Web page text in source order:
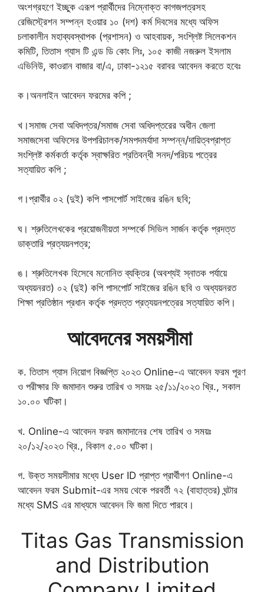
অংশগ্রহণে ইচ্ছুক এরূপ প্রার্থীদের নিম্নোক্ত কাগজপত্রসহ
রেজিস্ট্রেশন সম্পন্ন হওয়ার ১০ (দশ) কর্ম দিবসের মধ্যে অফিস
চলাকালীন মহাব্যবস্থাপক (প্রশাসন) ও আহবায়ক, সংশ্লিষ্ট সিলেকশন
কমিটি, তিতাস গ্যাস টি এন্ড ডি কোং লিঃ, ১০৫ কাজী নজরুল ইসলাম
এভিনিউ, কাওরান বাজার বা/এ, ঢাকা-১২১৫ বরাবর আবেদন করতে হবেঃ
ক।অনলাইন আবেদন ফরমের কপি ;
খ।সমাজ সেবা অধিদপ্তর/সমাজ সেবা অধিদপ্তরের অধীন জেলা
সমাজসেবা অফিসের উপপরিচালক/সমপদমর্যাদা সম্পন্ন/দায়িত্বপ্রাপ্ত
সংশ্লিষ্ট কর্মকর্তা কর্তৃক স্বাক্ষরিত প্রতিবন্ধী সনদ/পরিচয় পত্রের
সত্যায়িত কপি ;
গ।প্রার্থীর ০২ (দুই) কপি পাসপোর্ট সাইজের রঙিন ছবি;
ঘ। শ্রুতিলেখকের প্রয়োজনীয়তা সম্পর্কে সিভিল সার্জন কর্তৃক প্রদত্ত
ডাক্তারি প্রত্যয়নপত্র;
ঙ। শ্রুতিলেখক হিসেবে মনোনিত ব্যক্তির (অবশ্যই স্নাতক পর্যায়ে
অধ্যয়নরত) ০২ (দুই) কপি পাসপোর্ট সাইজের রঙিন ছবি ও অধ্যয়নরত
শিক্ষা প্রতিষ্ঠান প্রধান কর্তৃক প্রদত্ত প্রত্যয়নপত্রের সত্যায়িত কপি।
আবেদনের সময়সীমা
ক. তিতাস গ্যাস নিয়োগ বিজ্ঞপ্তি ২০২৩ Online-এ আবেদন ফরম পূরণ
ও পরীক্ষার ফি জমাদান শুরুর তারিখ ও সময়ঃ ২৫/১১/২০২৩ খ্রি., সকাল
১০.০০ ঘটিকা।
খ. Online-এ আবেদন ফরম জমাদানের শেষ তারিখ ও সময়ঃ
২০/১২/২০২৩ খ্রি., বিকাল ৫.০০ ঘটিকা।
গ. উক্ত সময়সীমার মধ্যে User ID প্রাপ্ত প্রার্থীগণ Online-এ
আবেদন ফরম Submit-এর সময় থেকে পরবর্তী ৭২ (বাহাত্তর) ঘন্টার
মধ্যে SMS এর মাধ্যমে আবেদন ফি জমা দিতে পারবে।
Titas Gas Transmission
and Distribution